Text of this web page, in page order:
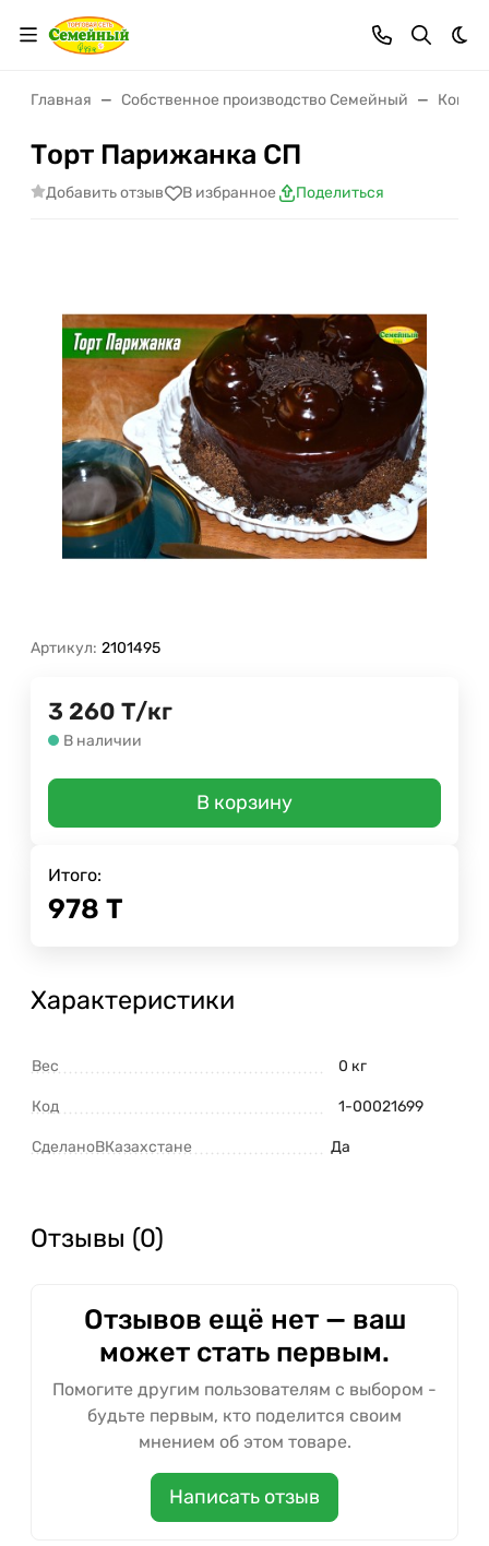
Главная Собственное производство Семейный
Торт Парижанка СП
Добавить отзыв В избранное Поделиться
Артикул: 2101495
3 260 Т/кг
В наличии
В корзину
Итого:
978 Т
Характеристики
Вес 0 кг
Код 1-00021699
СделаноВКазахстане Да
Отзывы (0)
Отзывов ещё нет — ваш
может стать первым.
Помогите другим пользователям с выбором -
будьте первым, кто поделится своим
мнением об этом товаре.
Написать отзыв